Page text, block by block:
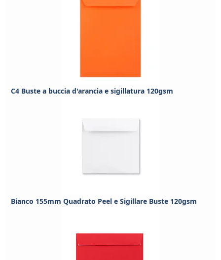
C4 Buste a buccia d'arancia e sigillatura 120gsm
Bianco 155mm Quadrato Peel e Sigillare Buste 120gsm